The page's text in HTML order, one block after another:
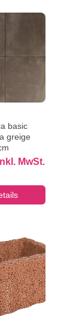
basic
greige
MwSt.